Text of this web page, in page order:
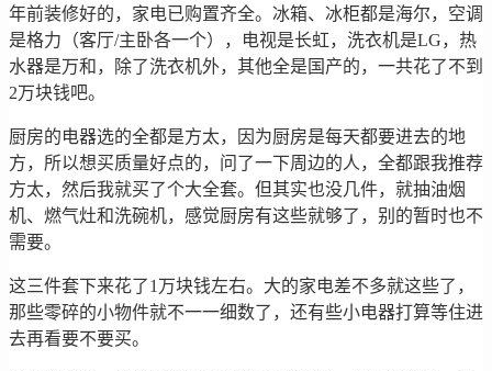
年前装修好的，家电已购置齐全。冰箱、冰柜都是海尔，空调
是格力（客厅/主卧各一个），电视是长虹，洗衣机是LG，热
水器是万和，除了洗衣机外，其他全是国产的，一共花了不到
2万块钱吧。
厨房的电器选的全都是方太，因为厨房是每天都要进去的地
方，所以想买质量好点的，问了一下周边的人，全都跟我推荐
方太，然后我就买了个大全套。但其实也没几件，就抽油烟
机、燃气灶和洗碗机，感觉厨房有这些就够了，别的暂时也不
需要。
这三件套下来花了1万块钱左右。大的家电差不多就这些了，
那些零碎的小物件就不一一细数了，还有些小电器打算等住进
去再看要不要买。